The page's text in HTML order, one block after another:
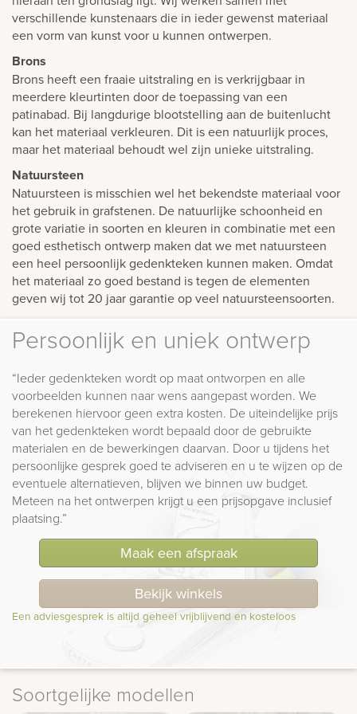
verschillende kunstenaars die in ieder gewenst materiaal
een vorm van kunst voor u kunnen ontwerpen.
Brons
Brons heeft een fraaie uitstraling en is verkrijgbaar in
meerdere kleurtinten door de toepassing van een
patinabad. Bij langdurige blootstelling aan de buitenlucht
kan het materiaal verkleuren. Dit is een natuurlijk proces,
maar het materiaal behoudt wel zijn unieke uitstraling.
Natuursteen
Natuursteen is misschien wel het bekendste materiaal voor
het gebruik in grafstenen. De natuurlijke schoonheid en
grote variatie in soorten en kleuren in combinatie met een
goed esthetisch ontwerp maken dat we met natuursteen
een heel persoonlijk gedenkteken kunnen maken. Omdat
het materiaal zo goed bestand is tegen de elementen
geven wij tot 20 jaar garantie op veel natuursteensoorten.
Persoonlijk en uniek ontwerp
“Ieder gedenkteken wordt op maat ontworpen en alle
voorbeelden kunnen naar wens aangepast worden. We
berekenen hiervoor geen extra kosten. De uiteindelijke prijs
van het gedenkteken wordt bepaald door de gebruikte
materialen en de bewerkingen daarvan. Door u tijdens het
persoonlijke gesprek goed te adviseren en u te wijzen op de
eventuele alternatieven, blijven we binnen uw budget.
Meteen na het ontwerpen krijgt u een prijsopgave inclusief
plaatsing.”
Maak een afspraak
Bekijk winkels
Een adviesgesprek is altijd geheel vrijblijvend en kosteloos
Soortgelijke modellen